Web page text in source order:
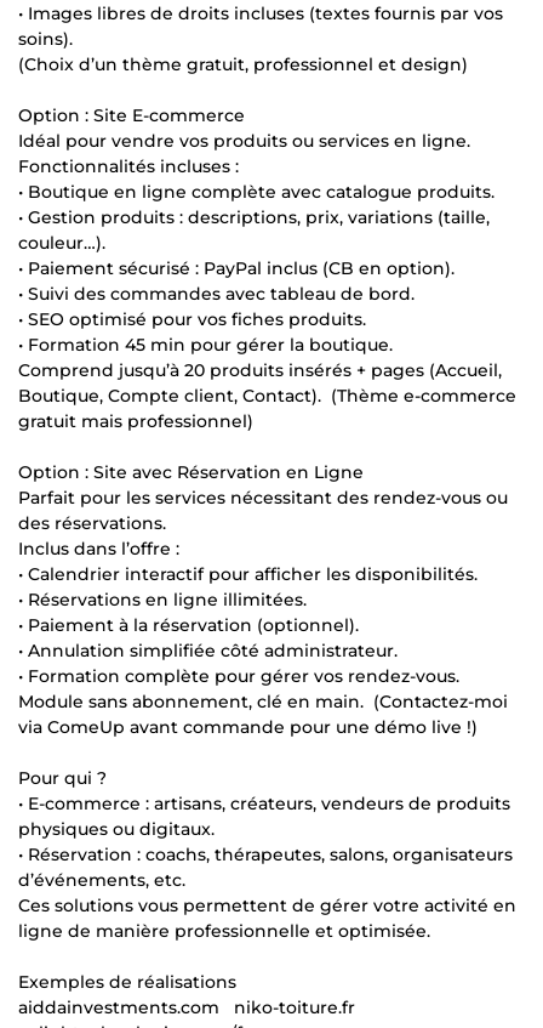
• Images libres de droits incluses (textes fournis par vos
soins).
(Choix d’un thème gratuit, professionnel et design)
Option : Site E-commerce
Idéal pour vendre vos produits ou services en ligne.
Fonctionnalités incluses :
• Boutique en ligne complète avec catalogue produits.
• Gestion produits : descriptions, prix, variations (taille,
couleur…).
• Paiement sécurisé : PayPal inclus (CB en option).
• Suivi des commandes avec tableau de bord.
• SEO optimisé pour vos fiches produits.
• Formation 45 min pour gérer la boutique.
Comprend jusqu’à 20 produits insérés + pages (Accueil,
Boutique, Compte client, Contact). (Thème e-commerce
gratuit mais professionnel)
Option : Site avec Réservation en Ligne
Parfait pour les services nécessitant des rendez-vous ou
des réservations.
Inclus dans l’offre :
• Calendrier interactif pour afficher les disponibilités.
• Réservations en ligne illimitées.
• Paiement à la réservation (optionnel).
• Annulation simplifiée côté administrateur.
• Formation complète pour gérer vos rendez-vous.
Module sans abonnement, clé en main. (Contactez-moi
via ComeUp avant commande pour une démo live !)
Pour qui ?
• E-commerce : artisans, créateurs, vendeurs de produits
physiques ou digitaux.
• Réservation : coachs, thérapeutes, salons, organisateurs
d’événements, etc.
Ces solutions vous permettent de gérer votre activité en
ligne de manière professionnelle et optimisée.
Exemples de réalisations
aiddainvestments.com niko-toiture.fr